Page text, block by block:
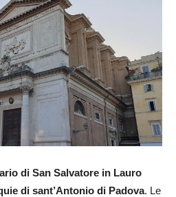
di San Salvatore in Lauro
di sant’Antonio di Padova. Le